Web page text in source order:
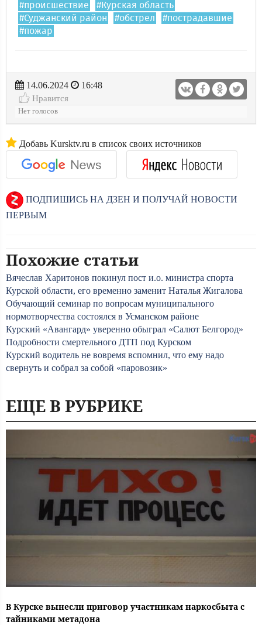
#происшествие
#Курская область
#Суджанский район
#обстрел
#пострадавшие
#пожар
14.06.2024
16:48
Нравится
Нет голосов
Добавь Kursktv.ru в список своих источников
ПОДПИШИСЬ НА ДЗЕН И ПОЛУЧАЙ НОВОСТИ
ПЕРВЫМ
Похожие статьи
Вячеслав Харитонов покинул пост и.о. министра спорта
Курской области, его временно заменит Наталья Жигалова
Обучающий семинар по вопросам муниципального
нормотворчества состоялся в Усманском районе
Курский «Авангард» уверенно обыграл «Салют Белгород»
Подробности смертельного ДТП под Курском
Курский водитель не вовремя вспомнил, что ему надо
свернуть и собрал за собой «паровозик»
ЕЩЕ В РУБРИКЕ
В Курске вынесли приговор участникам наркосбыта с
тайниками метадона